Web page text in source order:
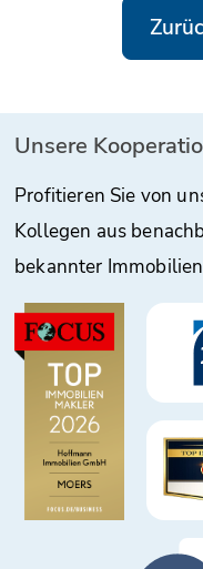
Unsere
Profitieren Sie von
Kollegen aus
bekannter